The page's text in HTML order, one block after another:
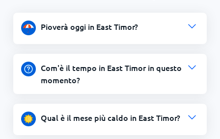
Pioverà oggi in East Timor?
Com'è il tempo in East Timor in questo
momento?
Qual è il mese più caldo in East Timor?